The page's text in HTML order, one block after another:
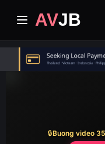
AVJB
Home
🔒Buong video